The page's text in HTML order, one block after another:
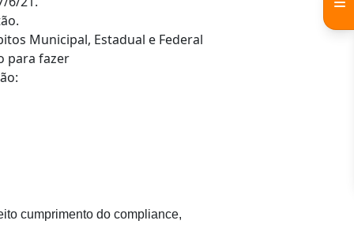
Municipal, Estadual e Federal
para fazer
cumprimento do compliance,